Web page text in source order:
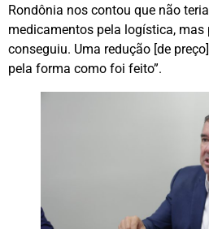
Rondônia nos contou que não
medicamentos pela logística, mas
conseguiu. Uma redução [de
pela forma como foi feito”.